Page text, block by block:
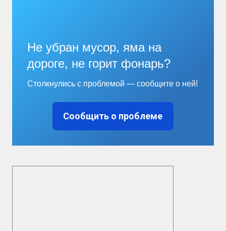
Не убран мусор, яма на
дороге, не горит фонарь?
Столкнулись с проблемой — сообщите о ней!
Сообщить о проблеме